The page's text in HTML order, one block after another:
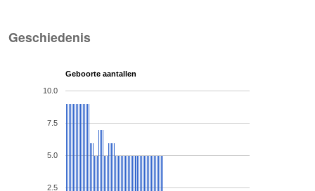
Geschiedenis
Geboorte aantallen
2.5
5.0
7.5
10.0